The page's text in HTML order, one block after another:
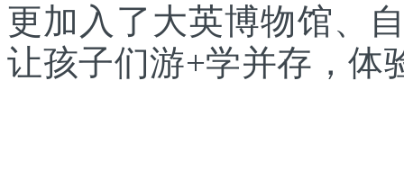
更加入了大英博物馆、
让孩子们游+学并存，体